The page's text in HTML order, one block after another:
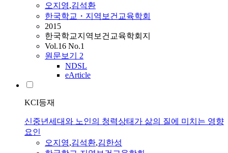
오지영,김석환
한국학교・지역보건교육학회
2015
한국학교지역보건교육학회지
Vol.16 No.1
원문보기 2
NDSL
eArticle
KCI등재
신중년세대와 노인의 청력상태가 삶의 질에 미치는 영향
요인
오지영,김석환,김한성